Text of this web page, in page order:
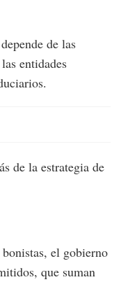
de las
entidades
de la estrategia de
el gobierno
que suman